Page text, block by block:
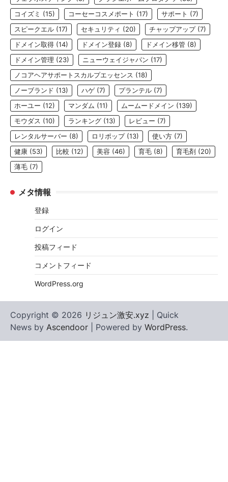
コイズミ (15) コーセーコスメポート (17) サポート (7)
スピークエル (17) セキュリティ (20) チャップアップ(7)
ドメイン取得 (14) ドメイン登録 (8) ドメイン移管 (8)
ドメイン管理 (23) ニューウェイジャパン (17)
ノコアヘアサポートスカルプエッセンス (18)
ノーブランド (13) ハゲ (7) プランテル (7)
ホーユー (12) マンダム (11) ムームードメイン (139)
モウダス (10) ランキング (13) レビュー (7)
レンタルサーバー (8) ロリポップ(13) 使い方 (7)
健康 (53) 比較 (12) 美容 (46) 育毛 (8) 育毛剤 (20)
薄毛 (7)
メタ情報
登録
ログイン
投稿フィード
コメントフィード
WordPress.org
Copyright © 2026 リジュン激安.xyz | Quick
News by Ascendoor | Powered by WordPress.